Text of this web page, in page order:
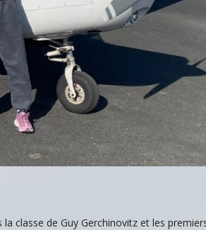
classe de Guy Gerchinovitz et les